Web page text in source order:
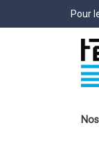
Pour